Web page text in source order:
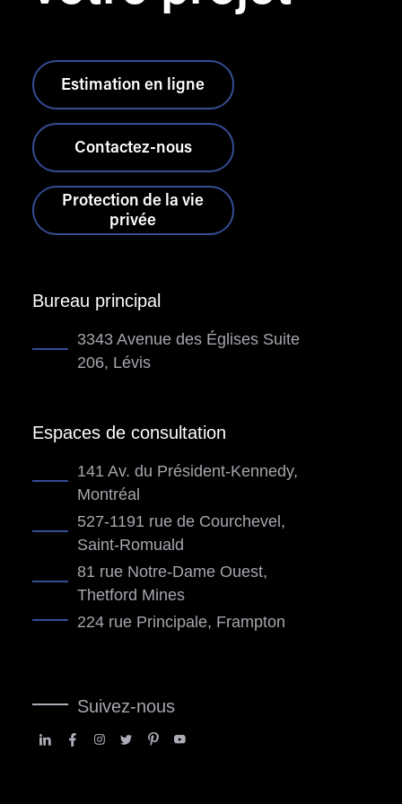
Estimation en ligne
Contactez-nous
Protection de la vie
privée
Bureau principal
3343 Avenue des Églises Suite
206, Lévis
Espaces de consultation
141 Av. du Président-Kennedy,
Montréal
527-1191 rue de Courchevel,
Saint-Romuald
81 rue Notre-Dame Ouest,
Thetford Mines
224 rue Principale, Frampton
Suivez-nous